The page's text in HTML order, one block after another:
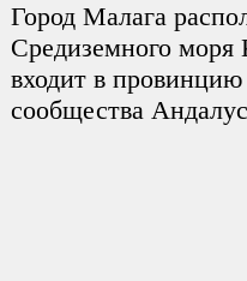
Город Малага
Средиземного моря
входит в
сообщества